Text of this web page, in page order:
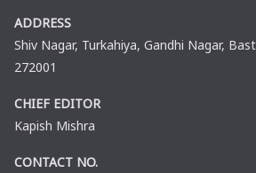
ADDRESS
Shiv Nagar, Turkahiya, Gandhi Nagar,
272001
CHIEF EDITOR
Kapish Mishra
CONTACT NO.